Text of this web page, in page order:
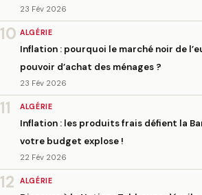
23 Fév 2026
10 ALGÉRIE
Inflation : pourquoi le marché noir de
pouvoir d’achat des ménages ?
23 Fév 2026
11 ALGÉRIE
Inflation : les produits frais défient la
votre budget explose !
22 Fév 2026
12 ALGÉRIE